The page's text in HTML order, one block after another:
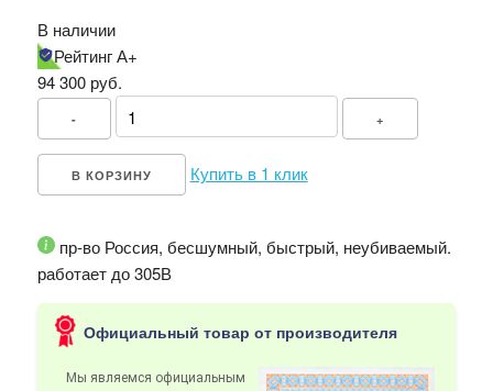
В наличии
Рейтинг А+
94 300руб.
- +
В КОРЗИНУ Купить в 1 клик
пр-во Россия, бесшумный, быстрый, неубиваемый.
работает до 305В
Официальный товар от производителя
Мы являемся официальным